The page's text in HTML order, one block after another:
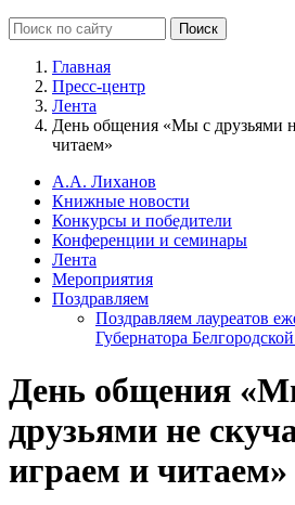
Главная
Пресс-центр
Лента
День общения «Мы с друзьями
читаем»
А.А. Лиханов
Книжные новости
Конкурсы и победители
Конференции и семинары
Лента
Мероприятия
Поздравляем
Поздравляем лауреатов
Губернатора
День общения
друзьями не
играем и читаем»